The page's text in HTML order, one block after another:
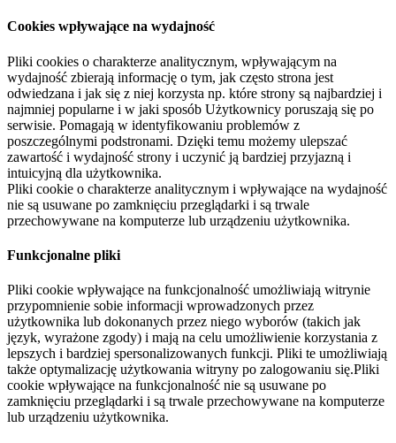
Cookies wpływające na wydajność
Pliki cookies o charakterze analitycznym, wpływającym na
wydajność zbierają informację o tym, jak często strona jest
odwiedzana i jak się z niej korzysta np. które strony są najbardziej i
najmniej popularne i w jaki sposób Użytkownicy poruszają się po
serwisie. Pomagają w identyfikowaniu problemów z
poszczególnymi podstronami. Dzięki temu możemy ulepszać
zawartość i wydajność strony i uczynić ją bardziej przyjazną i
intuicyjną dla użytkownika.
Pliki cookie o charakterze analitycznym i wpływające na wydajność
nie są usuwane po zamknięciu przeglądarki i są trwale
przechowywane na komputerze lub urządzeniu użytkownika.
Funkcjonalne pliki
Pliki cookie wpływające na funkcjonalność umożliwiają witrynie
przypomnienie sobie informacji wprowadzonych przez
użytkownika lub dokonanych przez niego wyborów (takich jak
język, wyrażone zgody) i mają na celu umożliwienie korzystania z
lepszych i bardziej spersonalizowanych funkcji. Pliki te umożliwiają
także optymalizację użytkowania witryny po zalogowaniu się.Pliki
cookie wpływające na funkcjonalność nie są usuwane po
zamknięciu przeglądarki i są trwale przechowywane na komputerze
lub urządzeniu użytkownika.